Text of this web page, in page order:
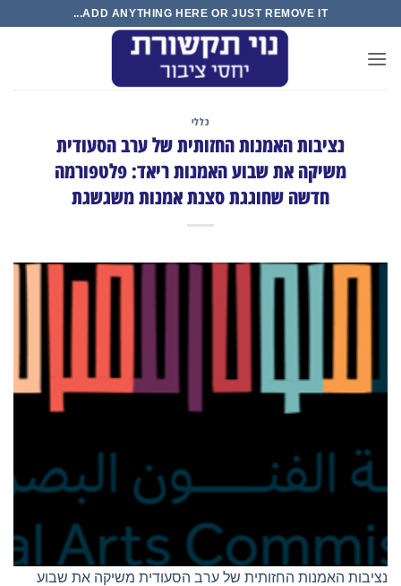
ADD ANYTHING HERE OR JUST REMOVE IT...
נציבות האמנות החזותית של ערב הסעודית
משיקה את שבוע האמנות ריאד: פלטפורמה
חדשה שחוגגת סצנת אמנות משגשגת
האמנות החזותית של ערב הסעודית משיקה את שבוע